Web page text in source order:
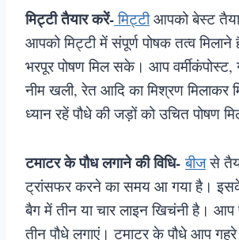
मिट्टी तैयार करें-मिट्टीआपको बेस्ट
आपको मिट्टी में संपूर्ण पोषक तत्व मिलाने
भरपूर पोषण मिल सके। आप वर्मीकंपोस्ट,
नीम खली, रेत आदि का मिश्रण मिलाकर
ध्यान रहें पौधे की जड़ों को उचित पोषण
टमाटर के पौध लगाने की विधि-बीजसे
ट्रांसफर करने का समय आ गया है।
बैग में तीन या चार लाइन खिचंनी है।
तीन पौधे लगाएं। टमाटर के पौधे आप